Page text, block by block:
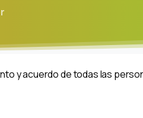
y acuerdo de todas las